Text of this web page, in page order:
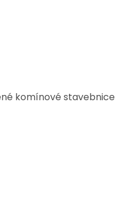
komínové stavebnice